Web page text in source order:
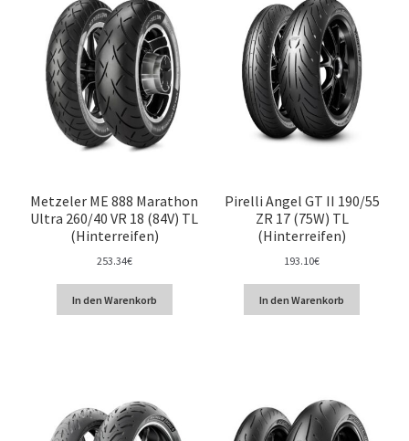
Metzeler ME 888 Marathon
Ultra 260/40 VR 18 (84V) TL
(Hinterreifen)
253.34€
In den Warenkorb
Pirelli Angel GT II 190/55
ZR 17 (75W) TL
(Hinterreifen)
193.10€
In den Warenkorb